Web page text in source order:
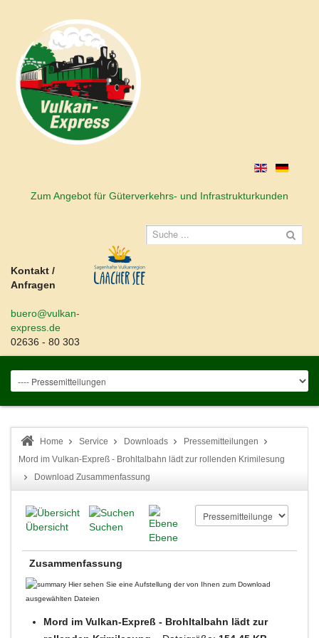
Zum Angebot für Güterverkehrs- und Infrastrukturkunden
Kontakt /
Anfragen
buero@vulkan-
express.de
02636 - 80 303
Home Service Downloads
Pressemitteilungen
Mord im Vulkan-Expreß - Brohltalbahn lädt zur rollenden Krimilesung
Download Zusammenfassung
Übersicht
Suchen
Ebene
Zusammenfassung
Hier sehen Sie eine Aufstellung der von Ihnen zum Download
ausgewählten Dateien
Mord im Vulkan-Expreß - Brohltalbahn lädt zur